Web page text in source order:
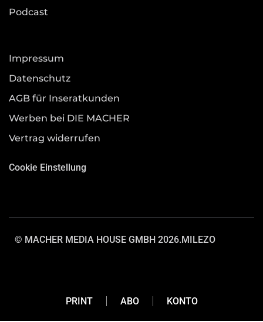
Podcast
Impressum
Datenschutz
AGB für Inseratkunden
Werben bei DIE MACHER
Vertrag widerrufen
Cookie Einstellung
© MACHER MEDIA HOUSE GMBH 2026.MILEZO
PRINT ABO KONTO